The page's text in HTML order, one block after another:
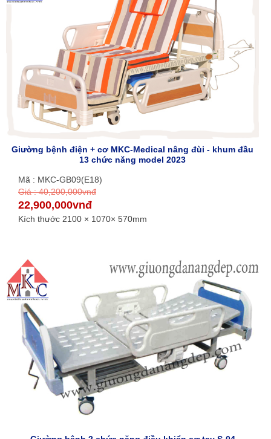
Giường bệnh điện + cơ MKC-Medical nâng đùi - khum đầu
13 chức năng model 2023
Mã : MKC-GB09(E18)
Giá : 40,200,000vnđ
22,900,000vnđ
Kích thước 2100 × 1070× 570mm